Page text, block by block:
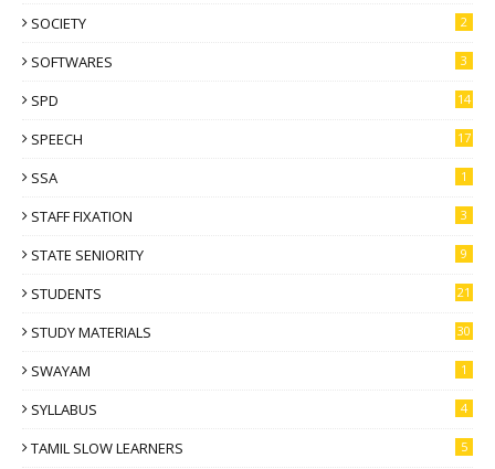
SOCIETY 2
SOFTWARES 3
SPD 14
SPEECH 17
SSA 1
STAFF FIXATION 3
STATE SENIORITY 9
STUDENTS 21
STUDY MATERIALS 30
SWAYAM 1
SYLLABUS 4
TAMIL SLOW LEARNERS 5